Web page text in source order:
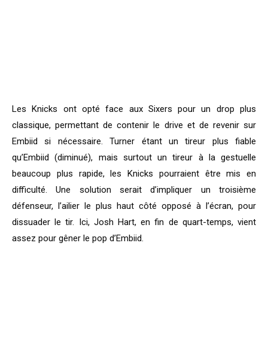
Les Knicks ont opté face aux Sixers pour un drop plus
classique, permettant de contenir le drive et de revenir sur
Embiid si nécessaire. Turner étant un tireur plus fiable
qu’Embiid (diminué), mais surtout un tireur à la gestuelle
beaucoup plus rapide, les Knicks pourraient être mis en
difficulté. Une solution serait d’impliquer un troisième
défenseur, l’ailier le plus haut côté opposé à l’écran, pour
dissuader le tir. Ici, Josh Hart, en fin de quart-temps, vient
assez pour gêner le pop d’Embiid.